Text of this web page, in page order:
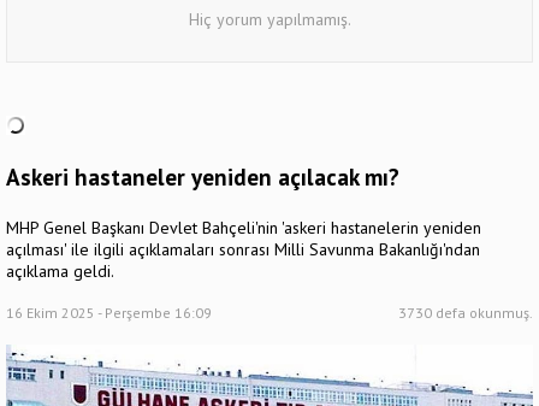
Hiç yorum yapılmamış.
Askeri hastaneler yeniden açılacak mı?
MHP Genel Başkanı Devlet Bahçeli'nin 'askeri hastanelerin yeniden
açılması' ile ilgili açıklamaları sonrası Milli Savunma Bakanlığı'ndan
açıklama geldi.
16 Ekim 2025 - Perşembe 16:09 3730 defa okunmuş.